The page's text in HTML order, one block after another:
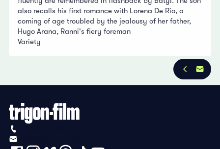
also recalls his first romance with Lorena De Rio, a
coming of age troubled by the jealousy of her father,
Hugo Arana, Ranni's fiery foreman
Variety